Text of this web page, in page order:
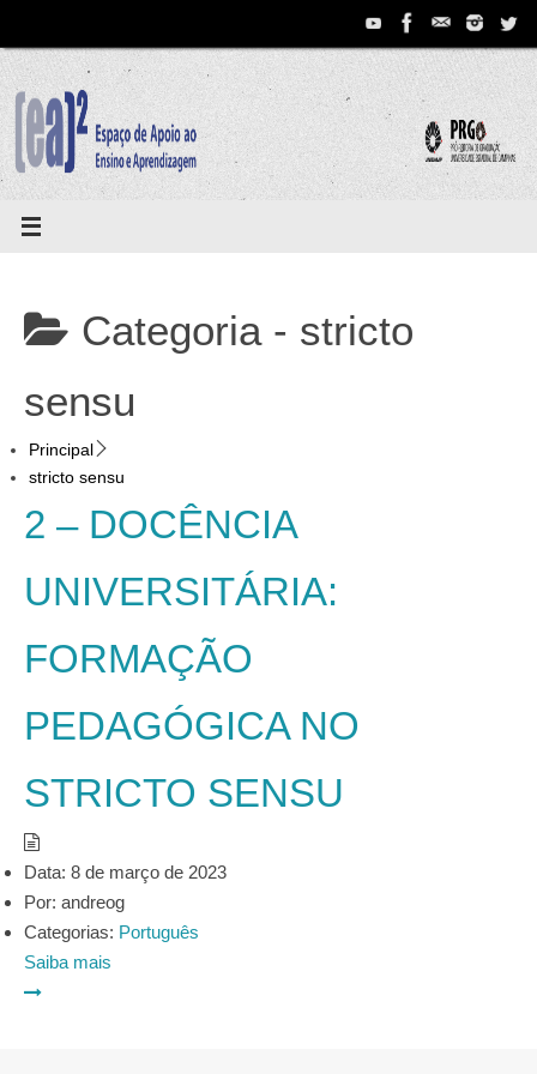
conteúdo
Categoria - stricto
sensu
Principal
stricto sensu
2 – DOCÊNCIA
UNIVERSITÁRIA:
FORMAÇÃO
PEDAGÓGICA NO
STRICTO SENSU
Data: 8 de março de 2023
Por: andreog
Categorias: Português
Saiba mais